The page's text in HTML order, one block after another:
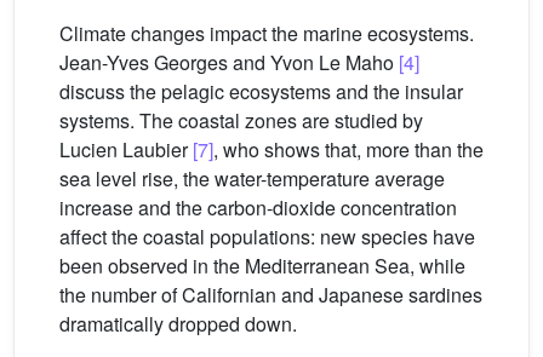
Climate changes impact the marine ecosystems.
Jean-Yves Georges and Yvon Le Maho [4]
discuss the pelagic ecosystems and the insular
systems. The coastal zones are studied by
Lucien Laubier[7], who shows that, more than the
sea level rise, the water-temperature average
increase and the carbon-dioxide concentration
affect the coastal populations: new species have
been observed in the Mediterranean Sea, while
the number of Californian and Japanese sardines
dramatically dropped down.